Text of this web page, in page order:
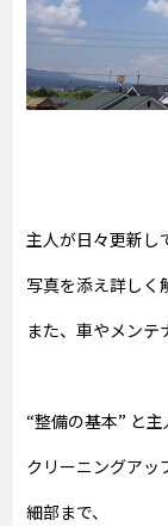
主人が日々更新し
写真を添え詳しく
また、車やメンテ
“整備の基本” と主
クリーニングアッ
細部まで、